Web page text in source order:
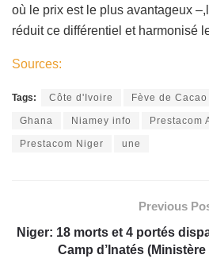
où le prix est le plus avantageux
réduit ce différentiel et harmonisé
Sources:
Tags: Côte d'Ivoire Fève de Cacao
Ghana Niamey info Prestacom
Prestacom Niger une
Previous
Niger: 18 morts et 4 portés
Camp d’Inatés